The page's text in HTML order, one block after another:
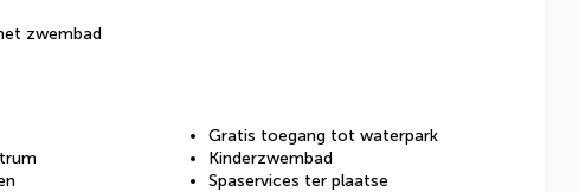
zwembad
Gratis toegang tot waterpark
Kinderzwembad
Spaservices ter plaatse